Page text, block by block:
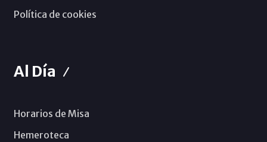
Política de cookies
Al Día
Horarios de Misa
Hemeroteca